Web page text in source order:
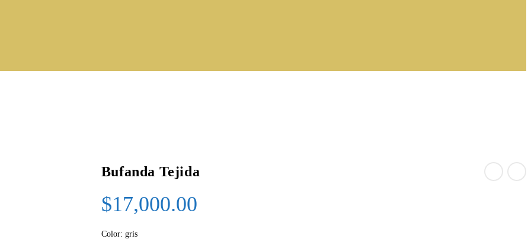
Bufanda Tejida
$17,000.00
Color: gris